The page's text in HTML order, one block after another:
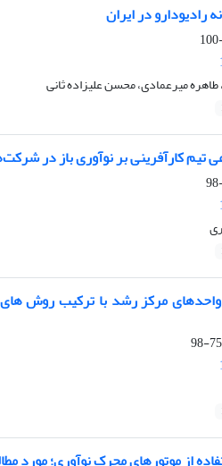
رادیودارو در ایران
میرعمادی، محسن علیزاده ثانی
تیم کارآفرینی بر نوآوری باز در
واحدهای مرکز رشد با ترکیب روش
75-98